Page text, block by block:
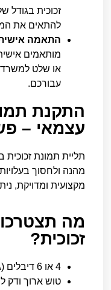
להתאים את
התאמה
מותאמים
או שלט למשרד,
עבורכם.
התקנת
עצמאי –
תליית תמונת זכוכית
מהנה ולחסוך
מקצועית ומדויקת,
מה
זכוכית?
4 או 6 דיבלים (גודל 7)
טוש ארוך ודק